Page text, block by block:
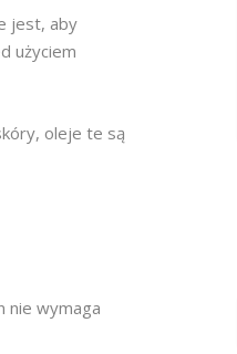
jest, aby
użyciem
oleje te są
nie wymaga